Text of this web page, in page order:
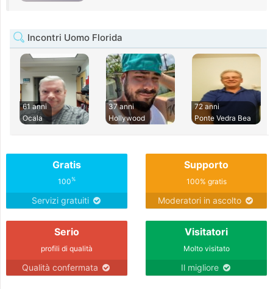
Incontri Uomo Florida
61 anni
Ocala
37 anni
Hollywood
72 anni
Ponte Vedra Bea
Gratis
100%
Servizi gratuiti
Supporto
100% gratis
Moderatori in ascolto
Serio
profili di qualità
Qualità confermata
Visitatori
Molto visitato
Il migliore